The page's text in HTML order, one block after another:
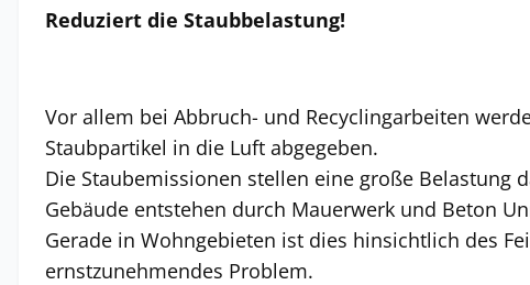
Reduziert die Staubbelastung!
Vor allem bei Abbruch- und Recyclingarbeiten
Staubpartikel in die Luft abgegeben.
Die Staubemissionen stellen eine große Belastung
Gebäude entstehen durch Mauerwerk und Beton
Gerade in Wohngebieten ist dies hinsichtlich des
ernstzunehmendes Problem.